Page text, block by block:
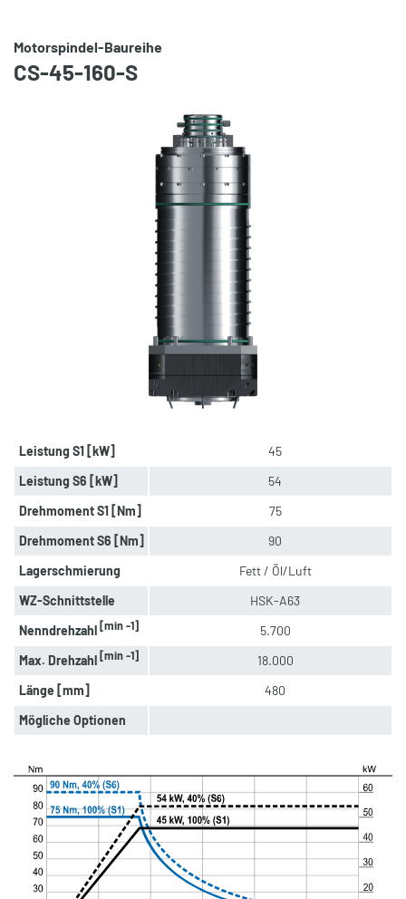
Motorspindel-Baureihe
CS-45-160-S
Leistung S1 [kW]
45
Leistung S6 [kW]
54
Drehmoment S1 [Nm]
75
Drehmoment S6 [Nm]
90
Lagerschmierung
Fett / Öl/Luft
WZ-Schnittstelle
HSK-A63
Nenndrehzahl[min -1]
5.700
Max. Drehzahl[min -1]
18.000
Länge [mm]
480
Mögliche Optionen